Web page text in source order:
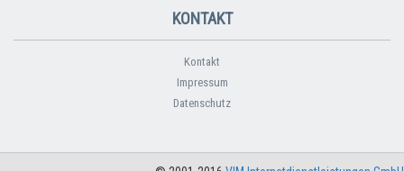
KONTAKT
Kontakt
Impressum
Datenschutz